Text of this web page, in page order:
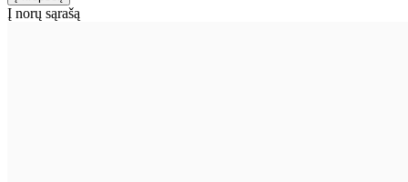
Į norų sąrašą